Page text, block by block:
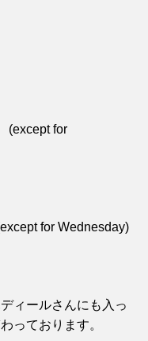
(except for
for Wednesday)
ィールさんにも入っ
っております。